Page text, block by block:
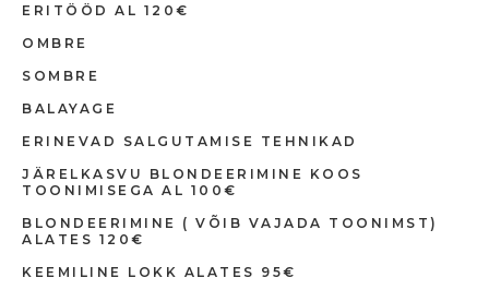
ERITÖÖD AL 120€
OMBRE
SOMBRE
BALAYAGE
ERINEVAD SALGUTAMISE TEHNIKAD
JÄRELKASVU BLONDEERIMINE KOOS
TOONIMISEGA AL 100€
BLONDEERIMINE ( VÕIB VAJADA TOONIMST)
ALATES 120€
KEEMILINE LOKK ALATES 95€